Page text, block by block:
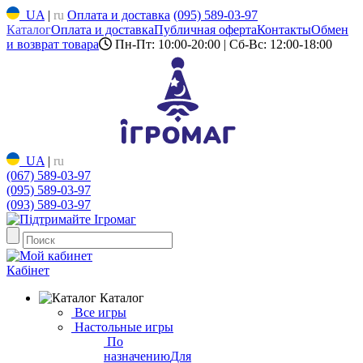
UA | ru Оплата и доставка (095) 589-03-97
КаталогОплата и доставкаПубличная офертаКонтактыОбмен
и возврат товара
Пн-Пт: 10:00-20:00 | Сб-Вс: 12:00-18:00
UA | ru
(067) 589-03-97
(095) 589-03-97
(093) 589-03-97
Кабінет
Каталог
Все игры
Настольные игры
По
назначениюДля